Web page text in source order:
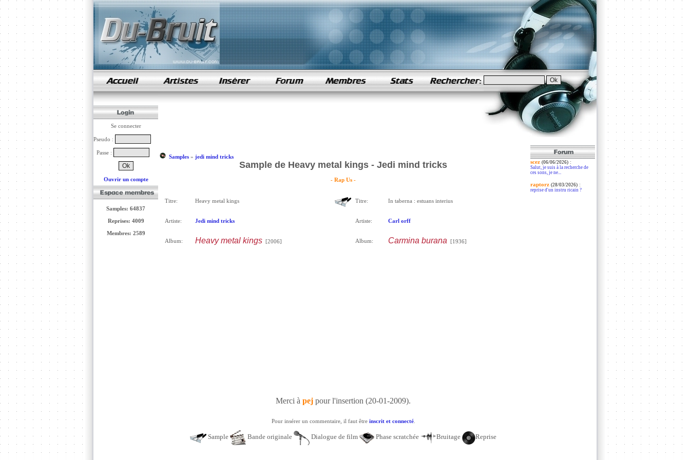
samples de rap
Se connecter
Pseudo :
Passe :
Ouvrir un compte
Samples: 64837
Reprises: 4009
Membres: 2589
Samples» jedi mind tricks
Sample de Heavy metal kings - Jedi mind tricks
- Rap Us -
Titre: Heavy metal kings
Artiste: Jedi mind tricks
Album: Heavy metal kings[2006]
Titre: In taberna : estuans interius
Artiste: Carl orff
Album: Carmina burana [1936]
Merci à pej pour l'insertion (20-01-2009).
Pour insérer un commentaire, il faut être inscrit et connecté.
Sample Bande originale Dialogue de film Phase scratchée Bruitage Reprise
scez (06/06/2026):
Salut, je suis à la recherche de
ces sons, je ne...
raptorz (28/03/2026):
reprise d'un instru ricain ?